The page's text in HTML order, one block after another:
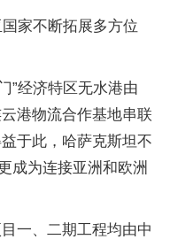
家不断拓展多方位
”经济特区无水港由
港物流合作基地串联
于此，哈萨克斯坦不
成为连接亚洲和欧洲
一、二期工程均由中